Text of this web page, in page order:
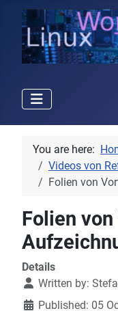
You are here:
Videos von
Folien von
Folien
Details
Written by:
Published: 05